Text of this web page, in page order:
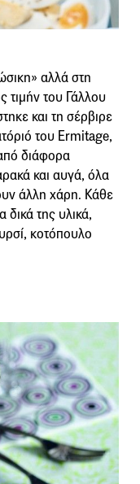
αλλά στη
τιμήν του Γάλλου
και τη σέρβιρε
του Ermitage,
διάφορα
και αυγά, όλα
άλλη χάρη. Κάθε
δικά της υλικά,
κοτόπουλο